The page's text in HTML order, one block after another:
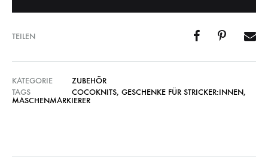
TEILEN
KATEGORIE
ZUBEHÖR
TAGS
COCOKNITS, GESCHENKE FÜR STRICKER:INNEN,
MASCHENMARKIERER